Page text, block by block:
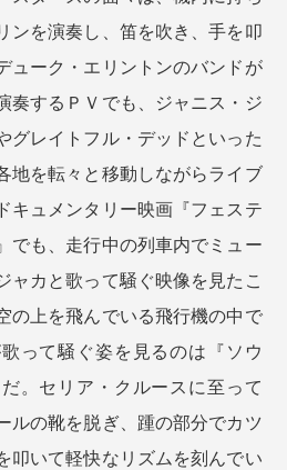
ンを演奏し、笛を吹き、手を叩
ューク・エリントンのバンドが
奏するＰＶでも、ジャニス・ジ
グレイトフル・デッドといった
地を転々と移動しながらライブ
キュメンタリー映画『フェステ
でも、走行中の列車内でミュー
ャカと歌って騒ぐ映像を見たこ
の上を飛んでいる飛行機の中で
って騒ぐ姿を見るのは『ソウ
。セリア・クルースに至って
ルの靴を脱ぎ、踵の部分でカツ
叩いて軽快なリズムを刻んでい